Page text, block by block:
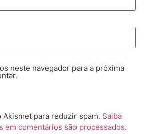
neste navegador para a próxima
para reduzir spam. Saiba
em comentários são processados.